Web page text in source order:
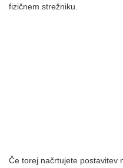
fizičnem strežniku.
Če torej načrtujete postavitev